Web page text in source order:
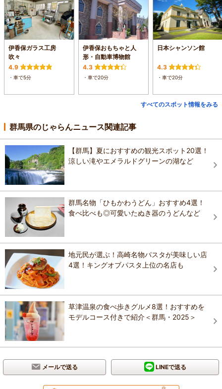
伊香保ガラス工房
吹々
4.9
・車で5分
伊香保おもちゃと人
形・自動車博物館
4.3
・車で20分
日本シャンソン館
4.3
・車で20分
すべてのスポット情報をみる
群馬県のじゃらんニュース関連記事
【群馬】夏におすすめの観光スポット20選！
涼しい滝やエメラルドグリーンの湖など
群馬名物「ひもかわうどん」おすすめ4選！
食べ比べも◎可愛いたぬき器のうどんなど
地元民が選ぶ！高崎名物パスタが美味しい店
4選！キングオブパスタ上位の名店も
草津温泉の食べ歩きグルメ8選！おすすめを
モデルコース付きで紹介＜群馬・2025＞
メールで送る LINEで送る